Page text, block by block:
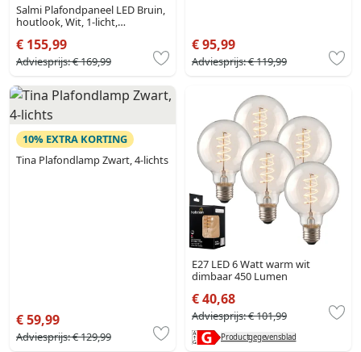
Salmi Plafondpaneel LED Bruin,
houtlook, Wit, 1-licht,
€ 155,99
Adviesprijs:€ 169,99
€ 95,99
Adviesprijs:€ 119,99
10% EXTRA KORTING
Tina Plafondlamp Zwart, 4-lichts
€ 59,99
Adviesprijs:€ 129,99
E27 LED 6 Watt warm wit
dimbaar 450 Lumen
€ 40,68
Adviesprijs:€ 101,99
Productgegevensblad